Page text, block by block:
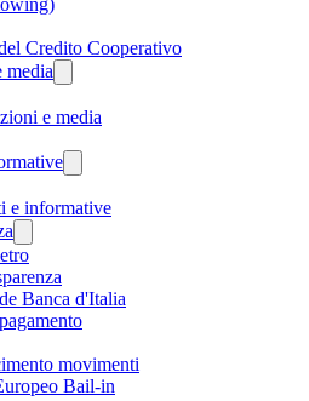
Credito Cooperativo
media
e media
e informative
Banca d'Italia
movimenti
Bail-in